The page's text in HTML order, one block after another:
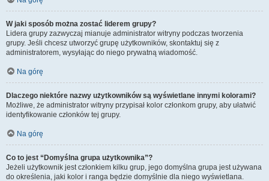
W jaki sposób można zostać liderem grupy?
Lidera grupy zazwyczaj mianuje administrator witryny podczas tworzenia
grupy. Jeśli chcesz utworzyć grupę użytkowników, skontaktuj się z
administratorem, wysyłając do niego prywatną wiadomość.
Na górę
Dlaczego niektóre nazwy użytkowników są wyświetlane innymi kolorami?
Możliwe, że administrator witryny przypisał kolor członkom grupy, aby ułatwić
identyfikowanie członków tej grupy.
Na górę
Co to jest “Domyślna grupa użytkownika”?
Jeżeli użytkownik jest członkiem kilku grup, jego domyślna grupa jest używana
do określenia, jaki kolor i ranga będzie domyślnie dla niego wyświetlana.